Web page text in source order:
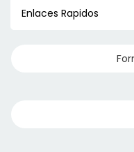
Enlaces Rapidos